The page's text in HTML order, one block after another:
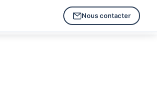
Nous contacter